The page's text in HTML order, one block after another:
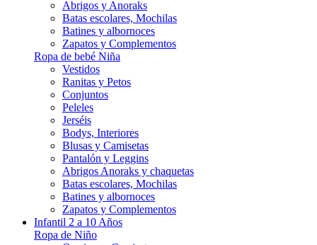
Abrigos y Anoraks
Batas escolares, Mochilas
Batines y albornoces
Zapatos y Complementos
Ropa de bebé Niña
Vestidos
Ranitas y Petos
Conjuntos
Peleles
Jerséis
Bodys, Interiores
Blusas y Camisetas
Pantalón y Leggins
Abrigos Anoraks y chaquetas
Batas escolares, Mochilas
Batines y albornoces
Zapatos y Complementos
Infantil 2 a 10 Años
Ropa de Niño